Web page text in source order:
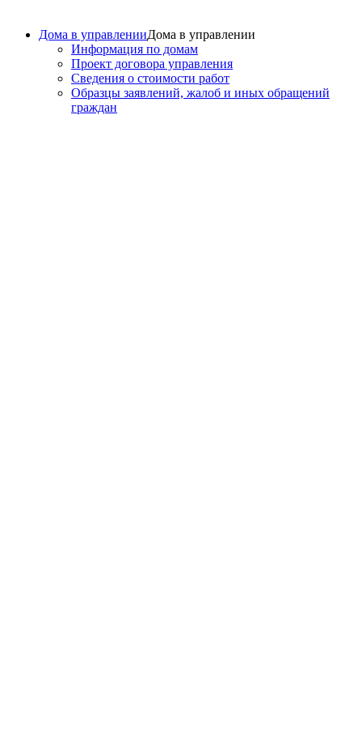
Дома в управленииДома в управлении
Информация по домам
Проект договора управления
Сведения о стоимости работ
Образцы заявлений, жалоб и иных обращений
граждан